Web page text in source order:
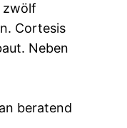
zwölf
Cortesis
Neben
beratend